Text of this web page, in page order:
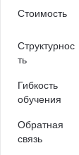
Стоимость
Структурнос
ть
Гибкость
обучения
Обратная
связь